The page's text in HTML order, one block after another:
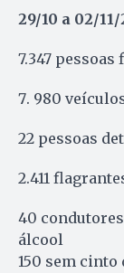
29/10 a 02/11/
7.347
980
22 pessoas
2.411
40
álcool
150 sem cinto